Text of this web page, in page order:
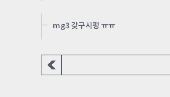
mg3 갖구시펑 ㅠㅠ